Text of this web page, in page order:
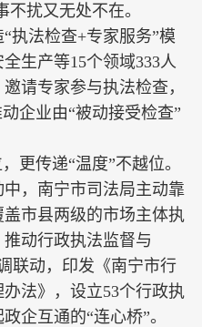
不扰又无处不在。
法检查+专家服务”模
生产等15个领域333人
请专家参与执法检查，
企业由“被动接受检查”
传递“温度”不越位。
，南宁市司法局主动靠
市县两级的市场主体执
动行政执法监督与
联动，印发《南宁市行
法》，设立53个行政执
企互通的“连心桥”。